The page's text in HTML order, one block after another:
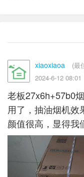
xiaoxiaoa
(最
2024-6-12 08:01
老板27x6h+57b0
用了，抽油烟机效
颜值很高，显得我